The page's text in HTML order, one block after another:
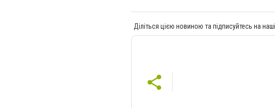
Діліться цією новиною та підписуйтесь на